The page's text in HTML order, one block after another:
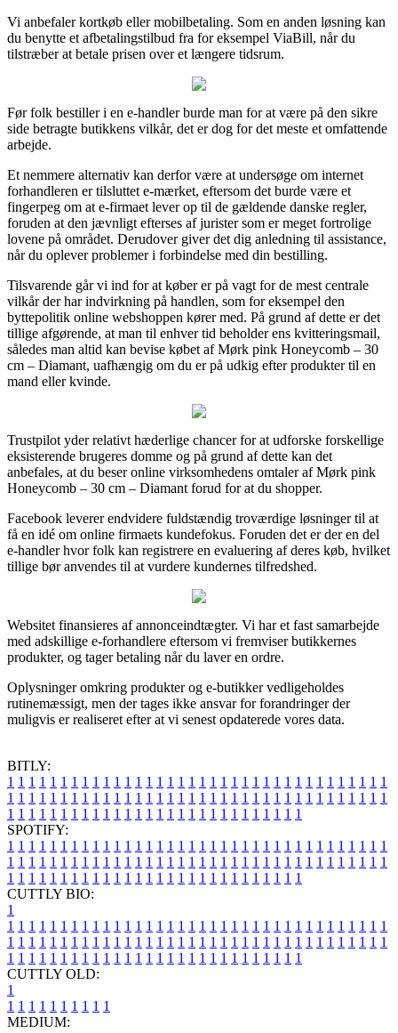
Vi anbefaler kortkøb eller mobilbetaling. Som en anden løsning kan
du benytte et afbetalingstilbud fra for eksempel ViaBill, når du
tilstræber at betale prisen over et længere tidsrum.
Før folk bestiller i en e-handler burde man for at være på den sikre
side betragte butikkens vilkår, det er dog for det meste et omfattende
arbejde.
Et nemmere alternativ kan derfor være at undersøge om internet
forhandleren er tilsluttet e-mærket, eftersom det burde være et
fingerpeg om at e-firmaet lever op til de gældende danske regler,
foruden at den jævnligt efterses af jurister som er meget fortrolige
lovene på området. Derudover giver det dig anledning til assistance,
når du oplever problemer i forbindelse med din bestilling.
Tilsvarende går vi ind for at køber er på vagt for de mest centrale
vilkår der har indvirkning på handlen, som for eksempel den
byttepolitik online webshoppen kører med. På grund af dette er det
tillige afgørende, at man til enhver tid beholder ens kvitteringsmail,
således man altid kan bevise købet af Mørk pink Honeycomb – 30
cm – Diamant, uafhængig om du er på udkig efter produkter til en
mand eller kvinde.
Trustpilot yder relativt hæderlige chancer for at udforske forskellige
eksisterende brugeres domme og på grund af dette kan det
anbefales, at du beser online virksomhedens omtaler af Mørk pink
Honeycomb – 30 cm – Diamant forud for at du shopper.
Facebook leverer endvidere fuldstændig troværdige løsninger til at
få en idé om online firmaets kundefokus. Foruden det er der en del
e-handler hvor folk kan registrere en evaluering af deres køb, hvilket
tillige bør anvendes til at vurdere kundernes tilfredshed.
Websitet finansieres af annonceindtægter. Vi har et fast samarbejde
med adskillige e-forhandlere eftersom vi fremviser butikkernes
produkter, og tager betaling når du laver en ordre.
Oplysninger omkring produkter og e-butikker vedligeholdes
rutinemæssigt, men der tages ikke ansvar for forandringer der
muligvis er realiseret efter at vi senest opdaterede vores data.
BITLY:
1 1 1 1 1 1 1 1 1 1 1 1 1 1 1 1 1 1 1 1 1 1 1 1 1 1 1 1 1 1 1 1 1 1 1 1
1 1 1 1 1 1 1 1 1 1 1 1 1 1 1 1 1 1 1 1 1 1 1 1 1 1 1 1 1 1 1 1 1 1 1 1
1 1 1 1 1 1 1 1 1 1 1 1 1 1 1 1 1 1 1 1 1 1 1 1 1 1 1 1
SPOTIFY:
1 1 1 1 1 1 1 1 1 1 1 1 1 1 1 1 1 1 1 1 1 1 1 1 1 1 1 1 1 1 1 1 1 1 1 1
1 1 1 1 1 1 1 1 1 1 1 1 1 1 1 1 1 1 1 1 1 1 1 1 1 1 1 1 1 1 1 1 1 1 1 1
1 1 1 1 1 1 1 1 1 1 1 1 1 1 1 1 1 1 1 1 1 1 1 1 1 1 1 1
CUTTLY BIO:
1
1 1 1 1 1 1 1 1 1 1 1 1 1 1 1 1 1 1 1 1 1 1 1 1 1 1 1 1 1 1 1 1 1 1 1 1
1 1 1 1 1 1 1 1 1 1 1 1 1 1 1 1 1 1 1 1 1 1 1 1 1 1 1 1 1 1 1 1 1 1 1 1
1 1 1 1 1 1 1 1 1 1 1 1 1 1 1 1 1 1 1 1 1 1 1 1 1 1 1 1
CUTTLY OLD:
1
1 1 1 1 1 1 1 1 1 1
MEDIUM: